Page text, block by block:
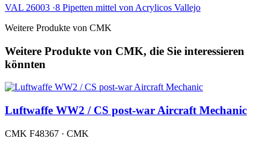
VAL 26003 ·8 Pipetten mittel von Acrylicos Vallejo
Weitere Produkte von CMK
Weitere Produkte von CMK, die Sie interessieren
könnten
Luftwaffe WW2 / CS post-war Aircraft Mechanic
CMK F48367 · CMK